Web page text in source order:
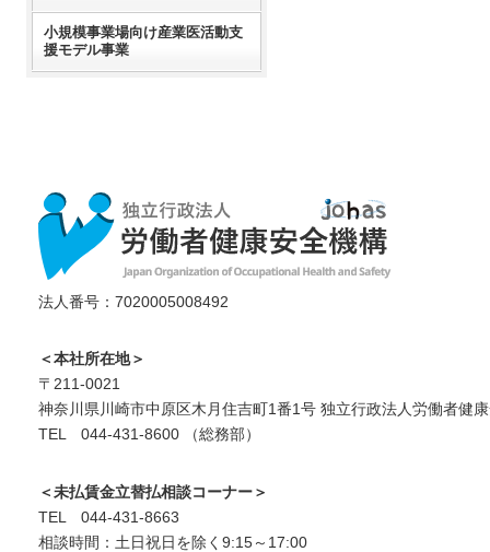
小規模事業場向け産業医活動支
援モデル事業
法人番号：7020005008492
＜本社所在地＞
〒211-0021
神奈川県川崎市中原区木月住吉町1番1号 独立行政法人労働者健
TEL 044-431-8600 （総務部）
＜未払賃金立替払相談コーナー＞
TEL 044-431-8663
相談時間：土日祝日を除く9:15～17:00